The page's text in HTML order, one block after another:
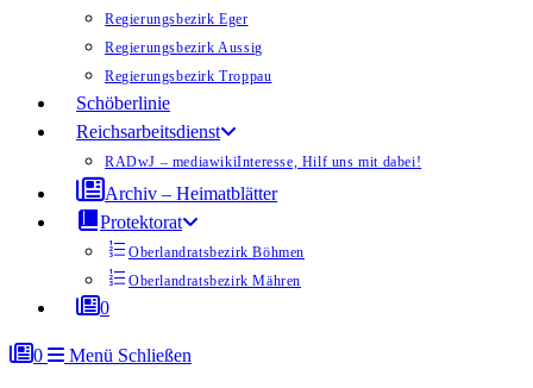
Regierungsbezirk Eger
Regierungsbezirk Aussig
Regierungsbezirk Troppau
Schöberlinie
Reichsarbeitsdienst
RADwJ – mediawikiInteresse, Hilf uns mit dabei!
Archiv – Heimatblätter
Protektorat
Oberlandratsbezirk Böhmen
Oberlandratsbezirk Mähren
0
0 Menü Schließen